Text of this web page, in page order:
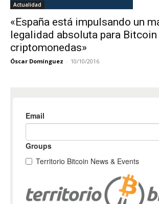
Actualidad
«España está impulsando un
legalidad absoluta para
criptomonedas»
Óscar Domínguez - 10/10/2016